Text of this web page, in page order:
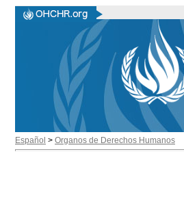
Español > Organos de Derechos Humanos